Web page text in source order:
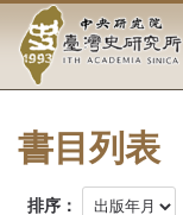
要
中
央
研
究
書目列表
排序：